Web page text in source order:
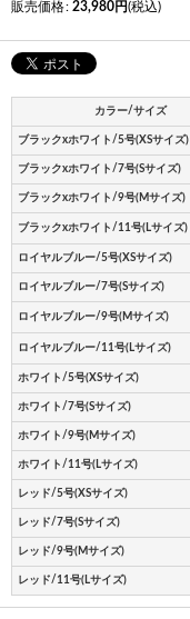
販売価格: 23,980円(税込)
カラー/サイズ
ブラックxホワイト/5号(XSサイズ)
ブラックxホワイト/7号(Sサイズ)
ブラックxホワイト/9号(Mサイズ)
ブラックxホワイト/11号(Lサイズ)
ロイヤルブルー/5号(XSサイズ)
ロイヤルブルー/7号(Sサイズ)
ロイヤルブルー/9号(Mサイズ)
ロイヤルブルー/11号(Lサイズ)
ホワイト/5号(XSサイズ)
ホワイト/7号(Sサイズ)
ホワイト/9号(Mサイズ)
ホワイト/11号(Lサイズ)
レッド/5号(XSサイズ)
レッド/7号(Sサイズ)
レッド/9号(Mサイズ)
レッド/11号(Lサイズ)